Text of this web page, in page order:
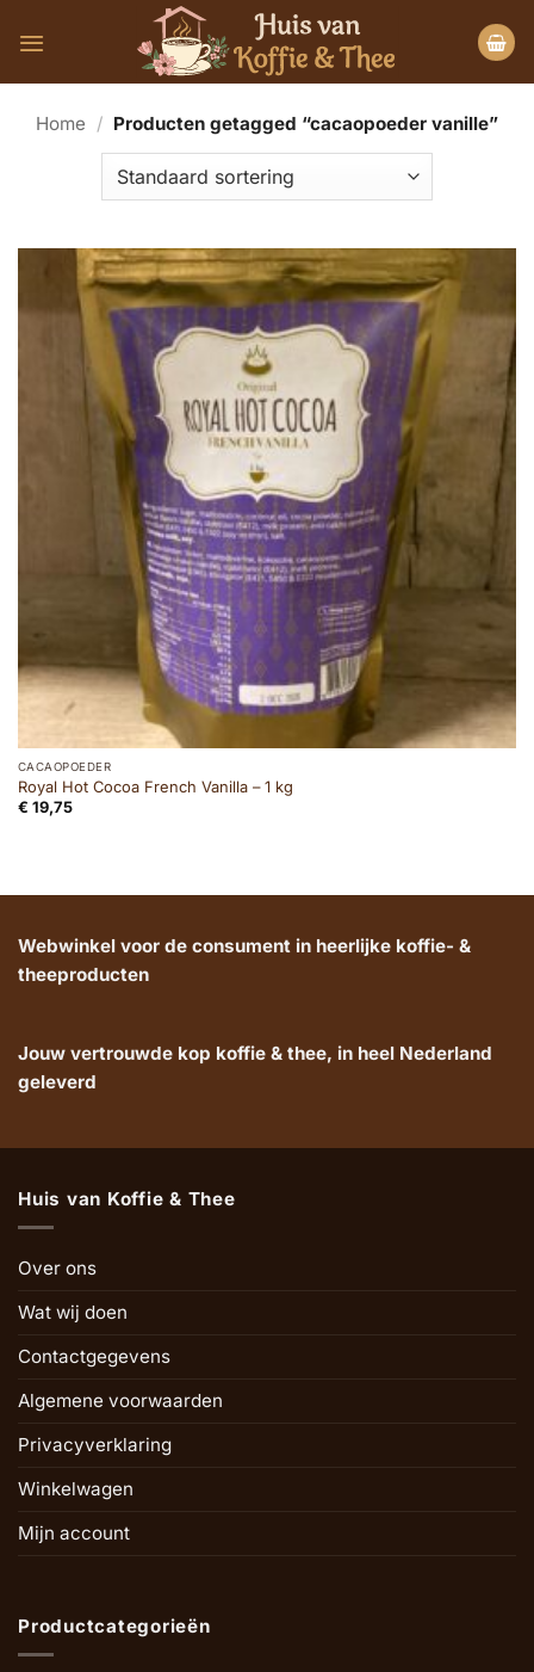
naar
Home / Producten getagged “cacaopoeder vanille”
CACAOPOEDER
Royal Hot Cocoa French Vanilla – 1 kg
€ 19,75
Webwinkel voor de consument in heerlijke koffie- &
theeproducten
Jouw vertrouwde kop koffie & thee, in heel Nederland
geleverd
Huis van Koffie & Thee
Over ons
Wat wij doen
Contactgegevens
Algemene voorwaarden
Privacyverklaring
Winkelwagen
Mijn account
Productcategorieën